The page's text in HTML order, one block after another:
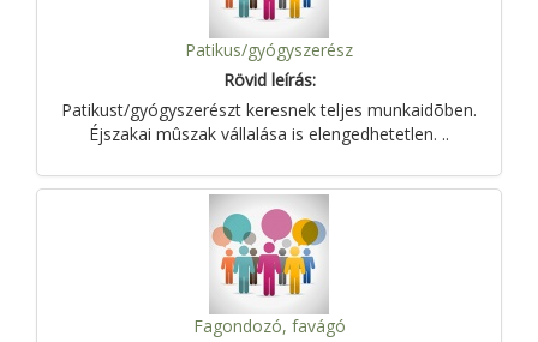
Patikus/gyógyszerész
Rövid leírás:
Patikust/gyógyszerészt keresnek teljes munkaidõben.
Éjszakai mûszak vállalása is elengedhetetlen. ..
Fagondozó, favágó